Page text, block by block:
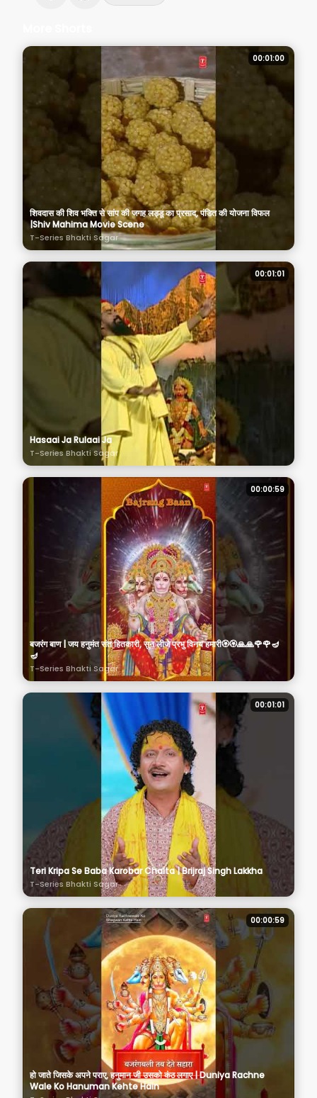
00:01:00
शिवदास की शिव भक्ति से सांप की जगह लड्डू का प्रसाद, पंडित की योजना विफल
|Shiv Mahima Movie Scene
T-Series Bhakti Sagar
00:01:01
Hasaai Ja Rulaai Ja
T-Series Bhakti Sagar
00:00:59
बजरंग बाण | जय हनुमंत संत हितकारी, सुन लीजे प्रभु विनय हमारी🏵️🏵️🙏🙏🌹🌹🪔
🪔
T-Series Bhakti Sagar
00:01:01
Teri Kripa Se Baba Karobar Chalta | Brijraj Singh Lakkha
T-Series Bhakti Sagar
00:00:59
हो जाते जिसके अपने पराए, हनुमान जी उसको कंठ लगाए | Duniya Rachne
Wale Ko Hanuman Kehte Hain